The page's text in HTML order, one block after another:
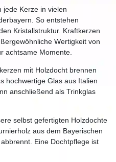
jede Kerze in vielen
So entstehen
Kristallstruktur. Kraftkerzen
Wertigkeit von
achtsame Momente.
mit Holzdocht brennen
hochwertige Glas aus Italien
anschließend als Trinkglas
selbst gefertigten Holzdochte
aus dem Bayerischen
Eine Dochtpflege ist